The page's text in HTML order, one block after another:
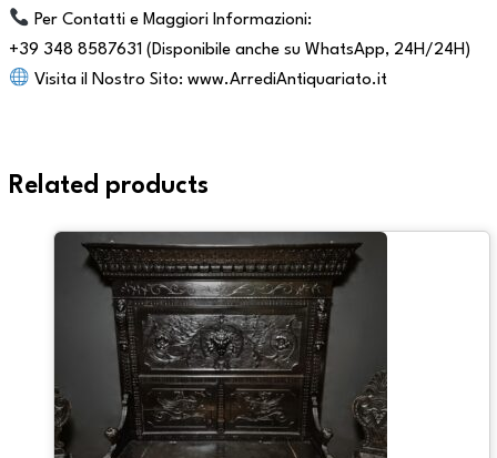
Per Contatti e Maggiori Informazioni:
+39 348 8587631 (Disponibile anche su WhatsApp, 24H/24H)
Visita il Nostro Sito: www.ArrediAntiquariato.it
Related products